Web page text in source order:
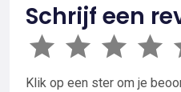
Schrijf een
Klik op een ster om je